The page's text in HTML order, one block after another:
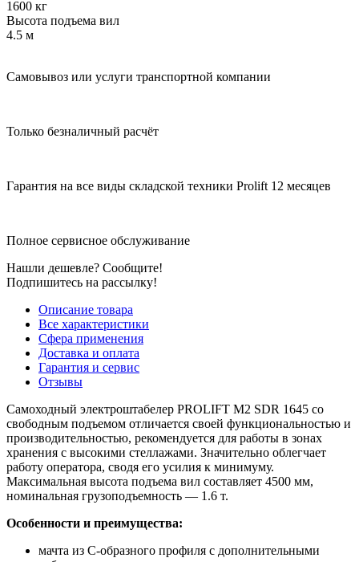
1600 кг
Высота подъема вил
4.5 м
Самовывоз или услуги транспортной компании
Только безналичный расчёт
Гарантия на все виды складской техники Prolift 12 месяцев
Полное сервисное обслуживание
Нашли дешевле? Сообщите!
Подпишитесь на рассылку!
Описание товара
Все характеристики
Сфера применения
Доставка и оплата
Гарантия и сервис
Отзывы
Самоходный электроштабелер PROLIFT M2 SDR 1645 со
свободным подъемом отличается своей функциональностью и
производительностью, рекомендуется для работы в зонах
хранения с высокими стеллажами. Значительно облегчает
работу оператора, сводя его усилия к минимуму.
Максимальная высота подъема вил составляет 4500 мм,
номинальная грузоподъемность — 1.6 т.
Особенности и преимущества:
мачта из С-образного профиля с дополнительными